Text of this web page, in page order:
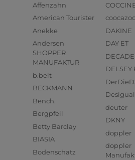
Affenzahn
American Tourister
Anekke
Andersen
SHOPPER
MANUFAKTUR
b.belt
BECKMANN
Bench.
Bergpfeil
Betty Barclay
BIASIA
Bodenschatz
DAKINE
DAY ET
DELSEY
Desigual
deuter
DKNY
doppler
doppler